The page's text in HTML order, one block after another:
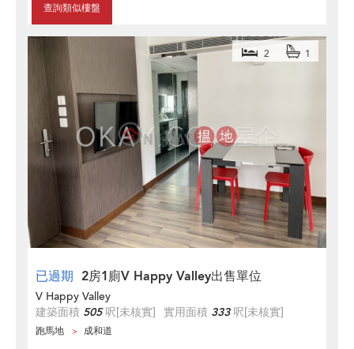
查詢類似樓盤
已過期 2房1廁V Happy Valley出售單位
2 1
V Happy Valley
建築面積 505呎[未核實] 實用面積 333呎[未核實]
跑馬地 成和道